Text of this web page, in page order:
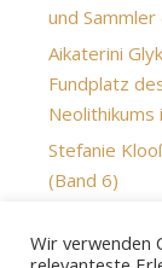
und Sammler
Aikaterini
Fundplatz
Neolithikums
Stefanie
(Band 6)
evaluating
Wir verwenden